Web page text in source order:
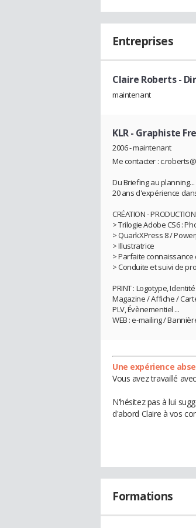
Entreprises
Claire Roberts-
maintenant
KLR- Graphiste
2006 - maintenant
Me contacter :
Du Briefing au
20 ans d'expérience
CRÉATION -
> Trilogie Adobe CS6 :
> QuarkXPress 8 /
> Illustratrice
> Parfaite
> Conduite et suivi de
PRINT : Logotype,
Magazine / Affiche /
PLV, Évènementiel ...
WEB : e-mailing /
Une expérience
Vous avez travaillé
N'hésitez pas à lui
d'abord Claire à vos
Formations